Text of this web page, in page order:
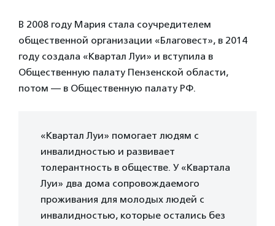
В 2008 году Мария стала соучредителем
общественной организации «Благовест», в 2014
году создала «Квартал Луи» и вступила в
Общественную палату Пензенской области,
потом — в Общественную палату РФ.
«Квартал Луи» помогает людям с
инвалидностью и развивает
толерантность в обществе. У «Квартала
Луи» два дома сопровождаемого
проживания для молодых людей с
инвалидностью, которые остались без